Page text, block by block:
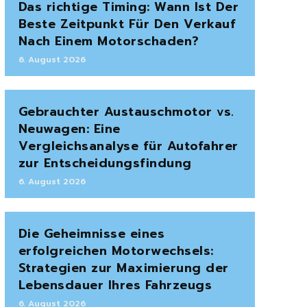
Das richtige Timing: Wann Ist Der
Beste Zeitpunkt Für Den Verkauf
Nach Einem Motorschaden?
6. August 2026
Gebrauchter Austauschmotor vs.
Neuwagen: Eine
Vergleichsanalyse für Autofahrer
zur Entscheidungsfindung
6. August 2026
Die Geheimnisse eines
erfolgreichen Motorwechsels:
Strategien zur Maximierung der
Lebensdauer Ihres Fahrzeugs
6. August 2026